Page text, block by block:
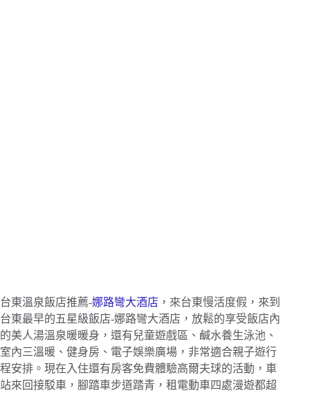
台東溫泉飯店推薦-娜路彎大酒店 ，來台東慢活度假，來到
台東最早的五星級飯店-娜路彎大酒店，放鬆的享受飯店內
的美人湯溫泉暖暖身，還有兒童遊戲區、鹹水養生泳池、
室內三溫暖、健身房、電子娛樂廣場，非常適合親子遊行
程安排。現在入住還有房客免費體驗高爾夫球的活動，車
站來回接駁車，腳踏車步道踏青，租電動車四處漫遊都超